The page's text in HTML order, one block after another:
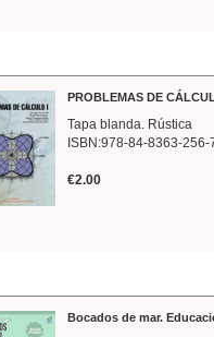
PROBLEMAS DE
Tapa blanda. Rústica
ISBN:978-84-8363-256-
€2.00
Bocados de mar.